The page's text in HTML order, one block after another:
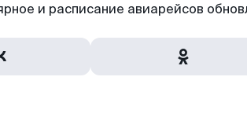
и расписание авиарейсов